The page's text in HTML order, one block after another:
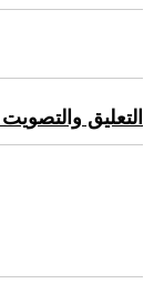
التعليق